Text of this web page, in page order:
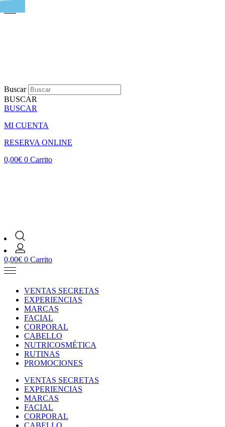
Buscar
BUSCAR
BUSCAR
MI CUENTA
RESERVA ONLINE
0,00€ 0 Carrito
0,00€ 0 Carrito
VENTAS SECRETAS
EXPERIENCIAS
MARCAS
FACIAL
CORPORAL
CABELLO
NUTRICOSMÉTICA
RUTINAS
PROMOCIONES
VENTAS SECRETAS
EXPERIENCIAS
MARCAS
FACIAL
CORPORAL
CABELLO